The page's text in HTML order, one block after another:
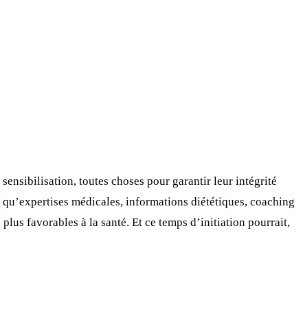
toutes choses pour garantir leur intégrité
médicales, informations diététiques, coaching
favorables à la santé. Et ce temps d’initiation pourrait,